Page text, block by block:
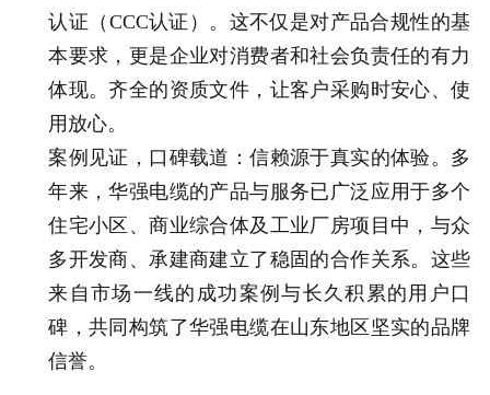
认证（CCC认证）。这不仅是对产品合规性的基
本要求，更是企业对消费者和社会负责任的有力
体现。齐全的资质文件，让客户采购时安心、使
用放心。
案例见证，口碑载道：信赖源于真实的体验。多
年来，华强电缆的产品与服务已广泛应用于多个
住宅小区、商业综合体及工业厂房项目中，与众
多开发商、承建商建立了稳固的合作关系。这些
来自市场一线的成功案例与长久积累的用户口
碑，共同构筑了华强电缆在山东地区坚实的品牌
信誉。